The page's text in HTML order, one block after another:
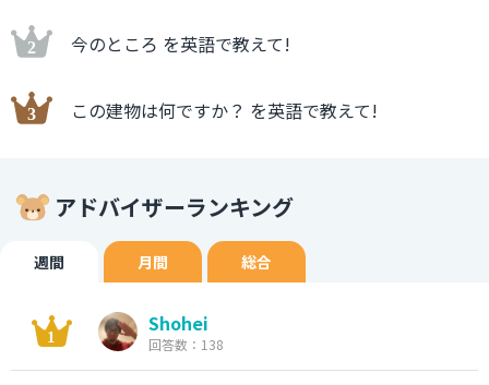
今のところ を英語で教えて!
この建物は何ですか？ を英語で教えて!
アドバイザーランキング
週間 月間 総合
Shohei
回答数：138